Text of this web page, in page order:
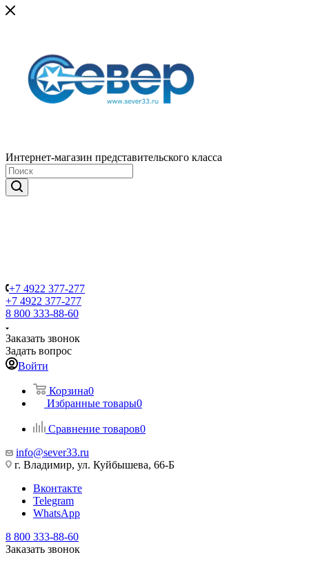
Интернет-магазин представительского класса
+7 4922 377-277
+7 4922 377-277
8 800 333-88-60
Заказать звонок
Задать вопрос
Войти
Корзина0
Избранные товары0
Сравнение товаров0
info@sever33.ru
г. Владимир, ул. Куйбышева, 66-Б
Вконтакте
Telegram
WhatsApp
8 800 333-88-60
Заказать звонок